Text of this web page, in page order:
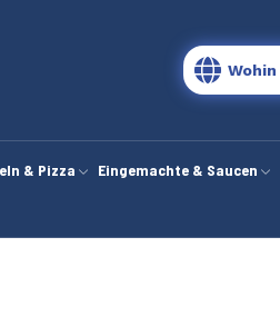
& Pizza Eingemachte & Saucen